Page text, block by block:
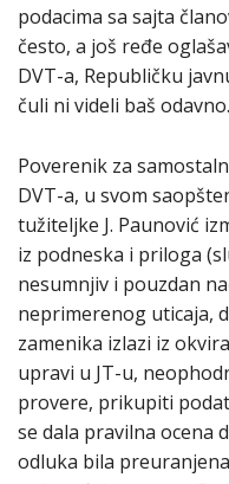
podacima sa sajta
često, a još ređe
DVT-a, Republičku
čuli ni videli baš odavno.
Poverenik za
DVT-a, u svom
tužiteljke J. Paunović
iz podneska i priloga
nesumnjiv i pouzdan
neprimerenog uticaja,
zamenika izlazi iz
upravi u JT-u,
provere, prikupiti
se dala pravilna ocena
odluka bila